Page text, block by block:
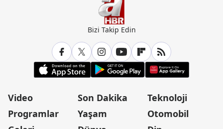
Bizi Takip Edin
Video
Programlar
Son Dakika
Yaşam
Teknoloji
Otomobil